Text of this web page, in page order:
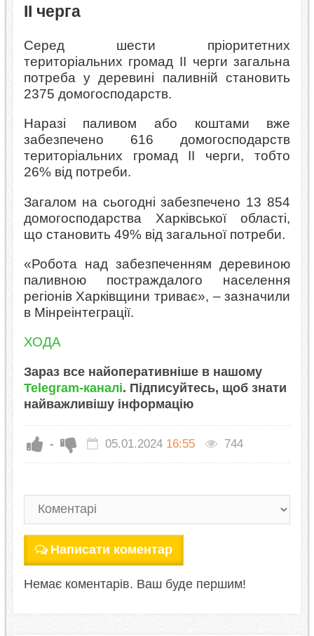
II черга
Серед шести пріоритетних
територіальних громад II черги загальна
потреба у деревині паливній становить
2375 домогосподарств.
Наразі паливом або коштами вже
забезпечено 616 домогосподарств
територіальних громад II черги, тобто
26% від потреби.
Загалом на сьогодні забезпечено 13 854
домогосподарства Харківської області,
що становить 49% від загальної потреби.
«Робота над забезпеченням деревиною
паливною постраждалого населення
регіонів Харківщини триває», – зазначили
в Мінреінтеграції.
ХОДА
Зараз все найоперативніше в нашому
Telegram-каналі. Підписуйтесь, щоб знати
найважливішу інформацію
- 05.01.2024 16:55 744
Написати коментар
Немає коментарів. Ваш буде першим!